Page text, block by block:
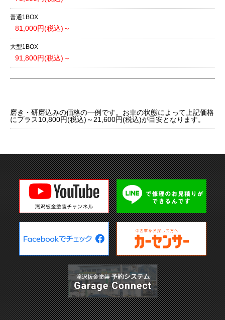
普通1BOX
81,000円(税込)～
大型1BOX
91,800円(税込)～
磨き・研磨込みの価格の一例です。お車の状態によって上記価格
にプラス10,800円(税込)～21,600円(税込)が目安となります。